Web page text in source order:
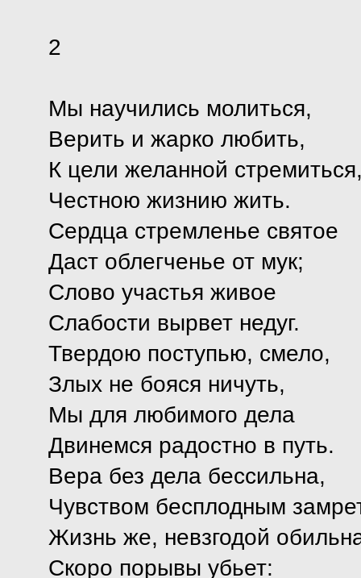
2
Мы научились молиться,
Верить и жарко любить,
К цели желанной
Честною жизнию жить.
Сердца стремленье святое
Даст облегченье от мук;
Слово участья живое
Слабости вырвет недуг.
Твердою поступью, смело,
Злых не бояся ничуть,
Мы для любимого дела
Двинемся радостно в путь.
Вера без дела бессильна,
Чувством бесплодным
Жизнь же, невзгодой
Скоро порывы убьет: